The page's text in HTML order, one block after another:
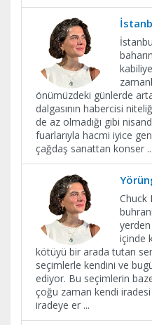
önümüzdeki günlerde
dalgasının habercisi
de az olmadığı gibi
fuarlarıyla hacmi iyice
çağdaş sanattan konser ...
Chuck
içinde
kötüyü bir arada tutan
seçimlerle kendini ve
ediyor. Bu seçimlerin
çoğu zaman kendi
iradeye er ...